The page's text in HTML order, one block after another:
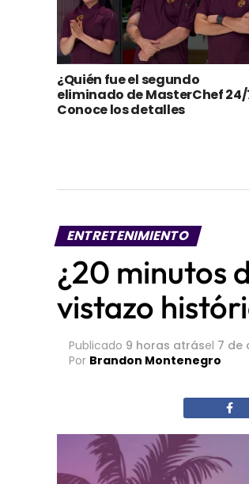
¿Quién fue el segundo
eliminado de MasterChef 24/
Conoce los detalles
ENTRETENIMIENTO
¿20 minutos
vistazo
Publicado 9 horas atrásel 7 de
Por Brandon Montenegro